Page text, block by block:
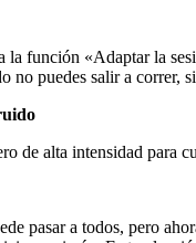
la función «Adaptar la
no puedes salir a correr,
de alta intensidad para
pasar a todos, pero